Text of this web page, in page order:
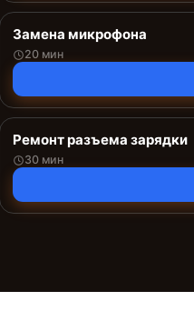
Замена микрофона
20 мин
Ремонт разъема зарядки
30 мин